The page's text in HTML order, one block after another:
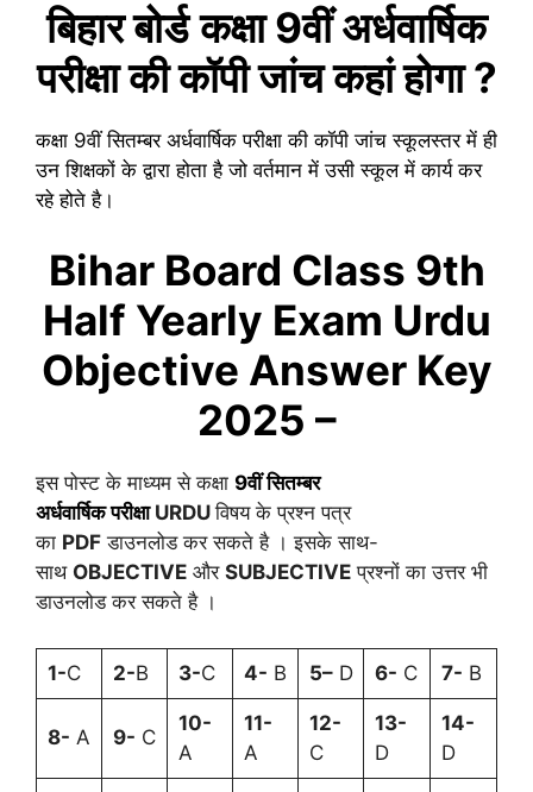
बिहार बोर्ड कक्षा 9वींअर्धवार्षिक
परीक्षा की कॉपी जांच कहां होगा ?
कक्षा 9वींसितम्बर अर्धवार्षिक परीक्षा की कॉपी जांच स्कूलस्तर में ही
उन शिक्षकों के द्वारा होता है जो वर्तमान में उसी स्कूल में कार्य कर
रहे होते है।
Bihar Board Class 9th
Half Yearly Exam Urdu
Objective Answer Key
2025 –
इस पोस्ट के माध्यम से कक्षा 9वींसितम्बर
अर्धवार्षिकपरीक्षाURDUविषय के प्रश्न पत्र
का PDF डाउनलोड कर सकते है । इसके साथ-
साथ OBJECTIVE और SUBJECTIVE प्रश्नों का उत्तर भी
डाउनलोड कर सकते है ।
1-C 2-B 3-C 4- B 5–D 6- C 7- B
8- A 9- C
10-
A
11-
A
12-
C
13-
D
14-
D